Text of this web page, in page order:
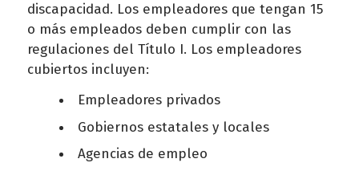
discapacidad. Los empleadores que tengan 15
o más empleados deben cumplir con las
regulaciones del Título I. Los empleadores
cubiertos incluyen:
Empleadores privados
Gobiernos estatales y locales
Agencias de empleo